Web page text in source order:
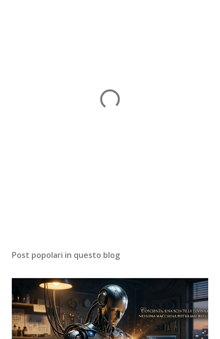
Post popolari in questo blog